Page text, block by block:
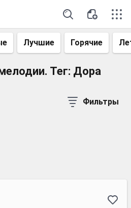
Лучшие Горячие
Тег: Дора
Фильтры